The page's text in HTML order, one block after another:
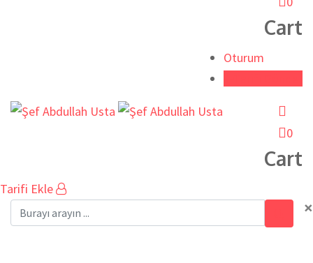
Cart
Oturum
0
Cart
Tarifi Ekle
×